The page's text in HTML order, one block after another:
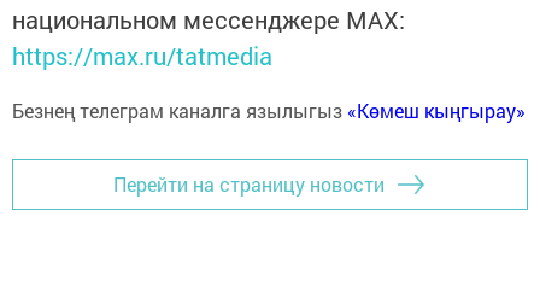
национальном мессенджере MАХ:
https://max.ru/tatmedia
Безнең телеграм каналга язылыгыз «Көмеш кыңгырау»
Перейти на страницу новости